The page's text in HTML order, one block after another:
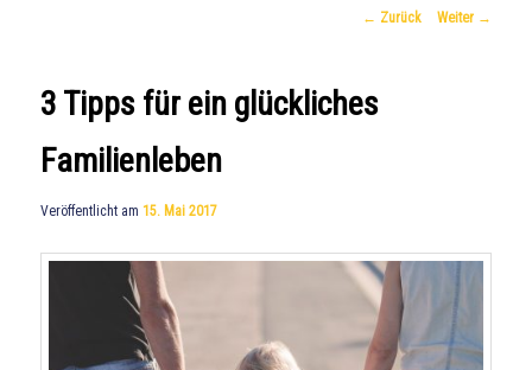
Beitrags-
← Zurück Weiter →
3 Tipps für ein glückliches
Familienleben
Veröffentlicht am15. Mai 2017